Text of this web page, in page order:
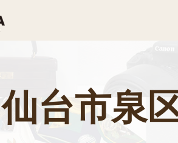
テレカ買取
仙台市泉